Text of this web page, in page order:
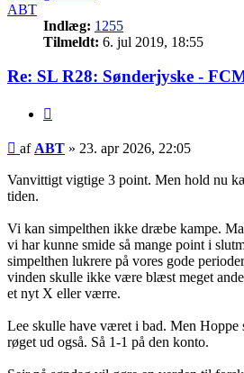
ABT
Indlæg: 1255
Tilmeldt: 6. jul 2019, 18:55
Re: SL R28: Sønderjyske -
Indlæg
af ABT » 23. apr 2026, 22:05
Vanvittigt vigtige 3 point. Men hold nu
tiden.
Vi kan simpelthen ikke dræbe kampe.
vi har kunne smide så mange point i
simpelthen lukrere på vores gode
vinden skulle ikke være blæst meget
et nyt X eller værre.
Lee skulle have været i bad. Men
røget ud også. Så 1-1 på den konto.